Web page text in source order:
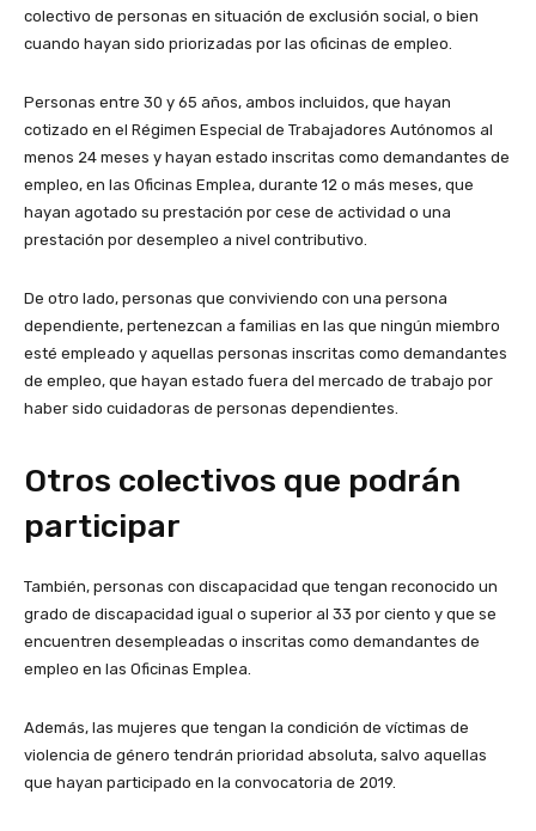
colectivo de personas en situación de exclusión social, o bien
cuando hayan sido priorizadas por las oficinas de empleo.
Personas entre 30 y 65 años, ambos incluidos, que hayan
cotizado en el Régimen Especial de Trabajadores Autónomos al
menos 24 meses y hayan estado inscritas como demandantes de
empleo, en las Oficinas Emplea, durante 12 o más meses, que
hayan agotado su prestación por cese de actividad o una
prestación por desempleo a nivel contributivo.
De otro lado, personas que conviviendo con una persona
dependiente, pertenezcan a familias en las que ningún miembro
esté empleado y aquellas personas inscritas como demandantes
de empleo, que hayan estado fuera del mercado de trabajo por
haber sido cuidadoras de personas dependientes.
Otros colectivos que podrán
participar
También, personas con discapacidad que tengan reconocido un
grado de discapacidad igual o superior al 33 por ciento y que se
encuentren desempleadas o inscritas como demandantes de
empleo en las Oficinas Emplea.
Además, las mujeres que tengan la condición de víctimas de
violencia de género tendrán prioridad absoluta, salvo aquellas
que hayan participado en la convocatoria de 2019.